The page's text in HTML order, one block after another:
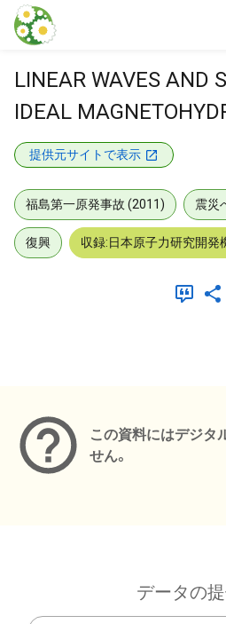
本文に飛ぶ
LINEAR WAVES AND
IDEAL
提供元サイトで表示
福島第一原発事故 (2011) 震災
復興 収録:日本原子力研究開発
この資料にはデジタ
せん。
データの